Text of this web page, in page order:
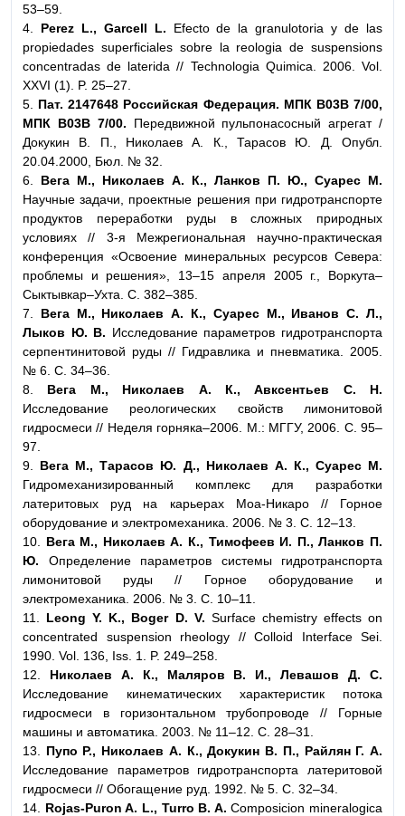
53–59.
4.
Perez L., Garcell L. Efecto de la granulotoria y de las
propiedades superficiales sobre la reologia de suspensions
concentradas de laterida // Technologia Quimica. 2006. Vol.
XXVI (1). P. 25–27.
5. Пат. 2147648 Российская Федерация. МПК B03B 7/00,
МПК B03B 7/00. Передвижной пульпонасосный агрегат /
Докукин В. П., Николаев А. К., Тарасов Ю. Д. Опубл.
20.04.2000, Бюл. № 32.
6. Вега М., Николаев А. К., Ланков П. Ю., Суарес М.
Научные задачи, проектные решения при гидротранспорте
продуктов переработки руды в сложных природных
условиях // 3-я Межрегиональная научно-практическая
конференция «Освоение минеральных ресурсов Севера:
проблемы и решения», 13–15 апреля 2005 г., Воркута–
Сыктывкар–Ухта. С. 382–385.
7. Вега М., Николаев А. К., Суарес М., Иванов С. Л.,
Лыков Ю. В. Исследование параметров гидротранспорта
серпентинитовой руды // Гидравлика и пневматика. 2005.
№ 6. С. 34–36.
8. Вега М., Николаев А. К., Авксентьев С. Н.
Исследование реологических свойств лимонитовой
гидросмеси // Неделя горняка–2006. М.: МГГУ, 2006. С. 95–
97.
9. Вега М., Тарасов Ю. Д., Николаев А. К., Суарес М.
Гидромеханизированный комплекс для разработки
латеритовых руд на карьерах Моа-Никаро // Горное
оборудование и электромеханика. 2006. № 3. С. 12–13.
10. Вега М., Николаев А. К., Тимофеев И. П., Ланков П.
Ю. Определение параметров системы гидротранспорта
лимонитовой руды // Горное оборудование и
электромеханика. 2006. № 3. С. 10–11.
11. Leong Y. K., Boger D. V. Surface chemistry effects on
concentrated suspension rheology // Colloid Interface Sei.
1990. Vol. 136, Iss. 1. P. 249–258.
12. Николаев А. К., Маляров В. И., Левашов Д. С.
Исследование кинематических характеристик потока
гидросмеси в горизонтальном трубопроводе // Горные
машины и автоматика. 2003. № 11–12. C. 28–31.
13. Пупо Р., Николаев А. К., Докукин В. П., Райлян Г. А.
Исследование параметров гидротранспорта латеритовой
гидросмеси // Обогащение руд. 1992. № 5. C. 32–34.
14.
Rojas-Puron A. L., Turro B. A. Composicion mineralogica